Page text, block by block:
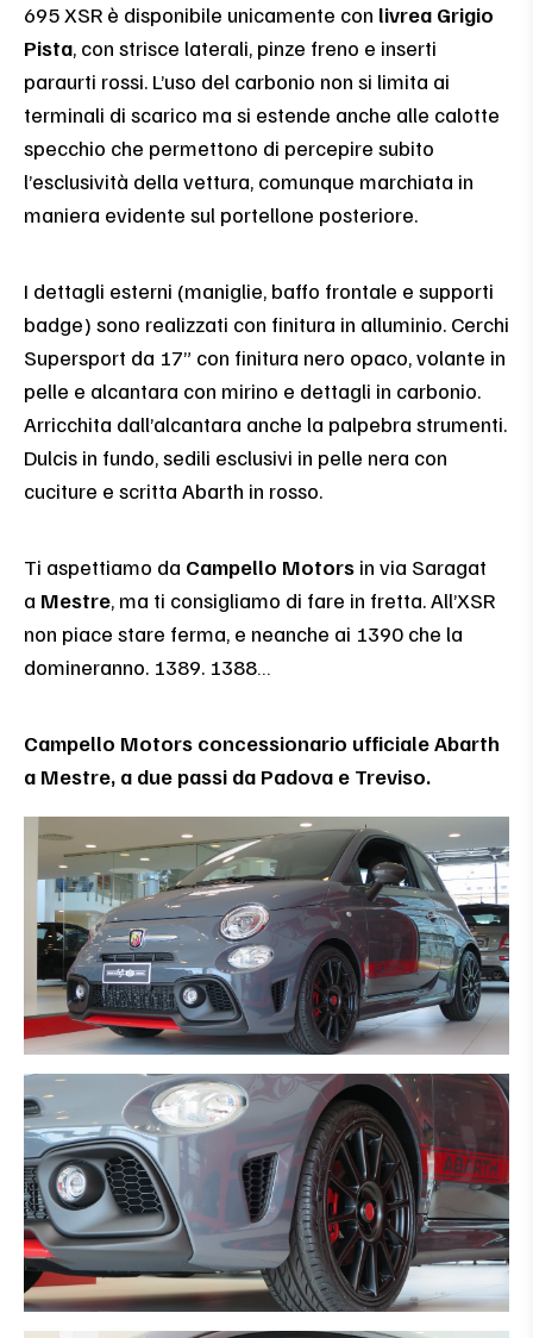
695 XSR è disponibile unicamente con livrea Grigio
Pista, con strisce laterali, pinze freno e inserti
paraurti rossi. L’uso del carbonio non si limita ai
terminali di scarico ma si estende anche alle calotte
specchio che permettono di percepire subito
l’esclusività della vettura, comunque marchiata in
maniera evidente sul portellone posteriore.
I dettagli esterni (maniglie, baffo frontale e supporti
badge) sono realizzati con finitura in alluminio. Cerchi
Supersport da 17” con finitura nero opaco, volante in
pelle e alcantara con mirino e dettagli in carbonio.
Arricchita dall’alcantara anche la palpebra strumenti.
Dulcis in fundo, sedili esclusivi in pelle nera con
cuciture e scritta Abarth in rosso.
Ti aspettiamo da Campello Motors in via Saragat
a Mestre, ma ti consigliamo di fare in fretta. All’XSR
non piace stare ferma, e neanche ai 1390 che la
domineranno. 1389. 1388…
Campello Motors concessionario ufficiale Abarth
a Mestre, a due passi da Padova e Treviso.